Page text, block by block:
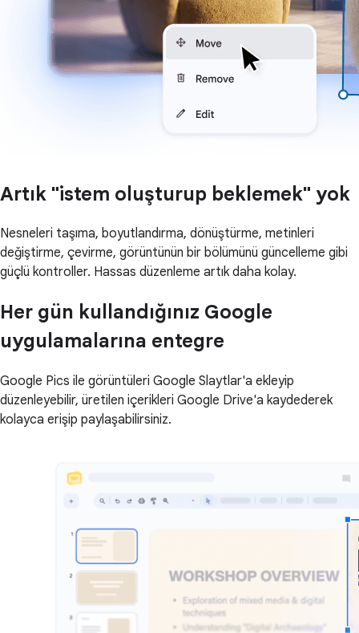
Artık "istem oluşturup beklemek" yok
Nesneleri taşıma, boyutlandırma, dönüştürme, metinleri
değiştirme, çevirme, görüntünün bir bölümünü güncelleme gibi
güçlü kontroller. Hassas düzenleme artık daha kolay.
Her gün kullandığınız Google
uygulamalarına entegre
Google Pics ile görüntüleri Google Slaytlar'a ekleyip
düzenleyebilir, üretilen içerikleri Google Drive'a kaydederek
kolayca erişip paylaşabilirsiniz.